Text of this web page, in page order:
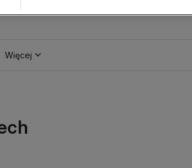
Więcej